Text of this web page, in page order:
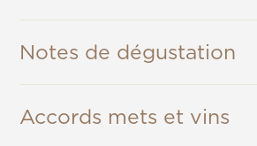
Notes de dégustation
Accords mets et vins